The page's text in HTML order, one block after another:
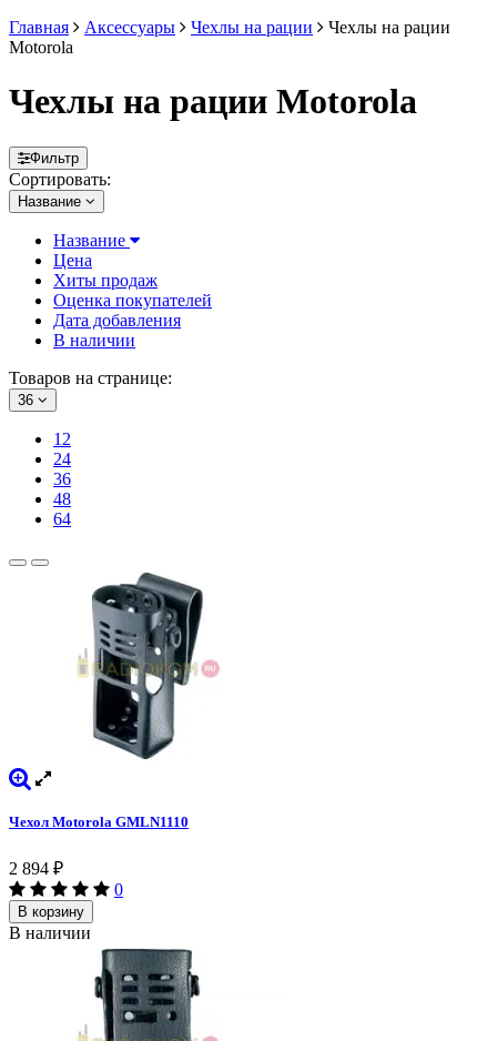
Главная
Аксессуары Чехлы на рации
Чехлы на рации
Motorola
Чехлы на рации Motorola
Фильтр
Сортировать:
Название
Название
Цена
Хиты продаж
Оценка покупателей
Дата добавления
В наличии
Товаров на странице:
36
12
24
36
48
64
Чехол Motorola GMLN1110
2 894 ₽
0
В корзину
В наличии